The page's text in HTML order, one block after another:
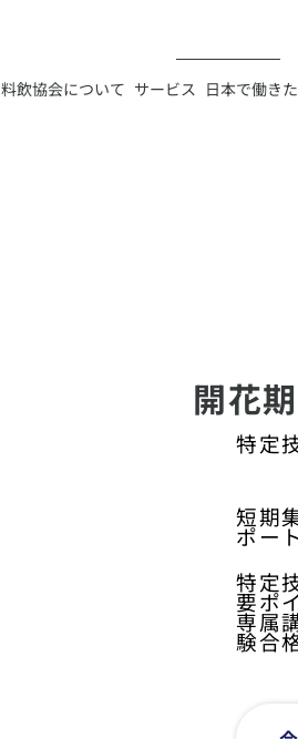
料飲協会について サービス 日本で働き
開花
特定
短期
ポー
特定
要ポ
専属
験合